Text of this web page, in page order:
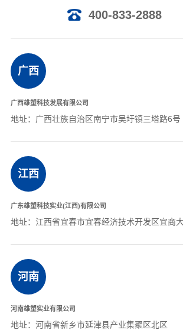
400-833-2888
广西
广西雄塑科技发展有限公司
地址：广西壮族自治区南宁市吴圩镇三塔路6号
江西
广东雄塑科技实业(江西)有限公司
地址：江西省宜春市宜春经济技术开发区宜商
河南
河南雄塑实业有限公司
地址：河南省新乡市延津县产业集聚区北区